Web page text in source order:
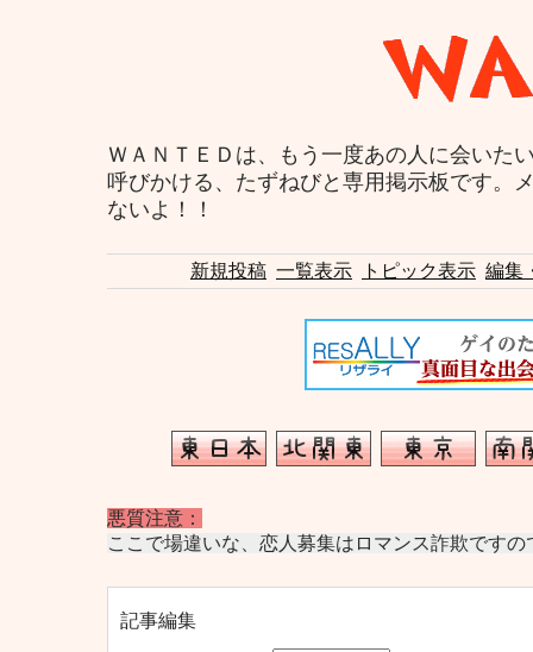
ＷＡＮＴＥＤは、もう一度あの人に会いた
呼びかける、たずねびと専用掲示板です。
ないよ！！
新規投稿 一覧表示 トピック表示 編集
悪質注意：
ここで場違いな、恋人募集はロマンス詐欺です
記事編集